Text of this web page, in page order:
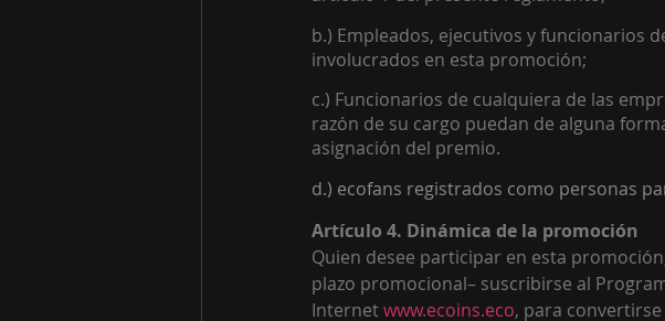
b.) Empleados, ejecutivos y funcionarios
involucrados en esta promoción;
c.) Funcionarios de cualquiera de las
razón de su cargo puedan de alguna
asignación del premio.
d.) ecofans registrados como personas
Artículo 4. Dinámica de la promoción
Quien desee participar en esta
plazo promocional– suscribirse al
Internet www.ecoins.eco, para